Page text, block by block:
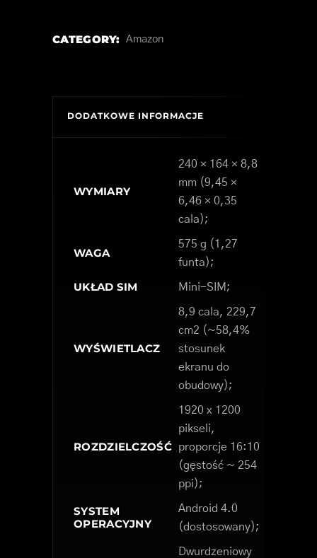
CATEGORY: Amazon
DODATKOWE INFORMACJE
WYMIARY
240 × 164 × 8,8
mm (9,45 ×
6,46 × 0,35
cala);
WAGA
575 g (1,27
funta);
UKŁAD SIM Mini-SIM;
WYŚWIETLACZ
8,9 cala, 229,7
cm2 (~58,4%
stosunek
ekranu do
obudowy);
ROZDZIELCZOŚĆ
1920 x 1200
pikseli,
proporcje 16:10
(gęstość ~ 254
ppi);
SYSTEM
OPERACYJNY
Android 4.0
(dostosowany);
Dwurdzeniowy